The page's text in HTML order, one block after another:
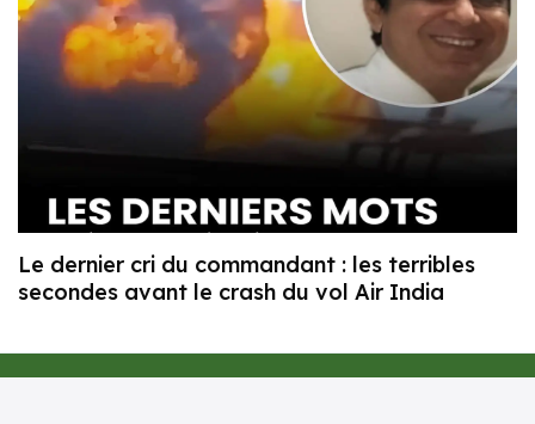
Le dernier cri du commandant : les terribles
secondes avant le crash du vol Air India